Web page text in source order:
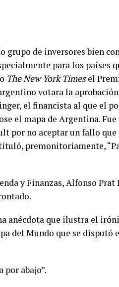
grupo de inversores bien
para los países
The New York Timesel
votara la
el financista al que el
el mapa de Argentina. Fue
por no aceptar un fallo que
premonitoriamente,
y Finanzas, Alfonso Prat
anécdota que ilustra el
del Mundo que se disputó
por abajo”.